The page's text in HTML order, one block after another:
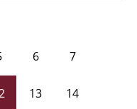
6 7
13 14